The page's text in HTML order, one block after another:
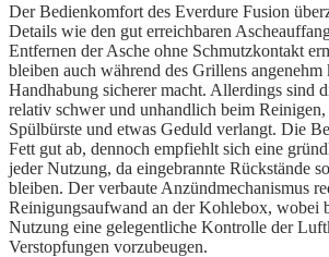
Der Bedienkomfort des Everdure Fusion
Details wie den gut erreichbaren
Entfernen der Asche ohne Schmutzkontakt
bleiben auch während des Grillens
Handhabung sicherer macht. Allerdings sind
relativ schwer und unhandlich beim
Spülbürste und etwas Geduld verlangt. Die
Fett gut ab, dennoch empfiehlt sich eine
jeder Nutzung, da eingebrannte Rückstände
bleiben. Der verbaute Anzündmechanismus
Reinigungsaufwand an der Kohlebox, wobei
Nutzung eine gelegentliche Kontrolle der
Verstopfungen vorzubeugen.